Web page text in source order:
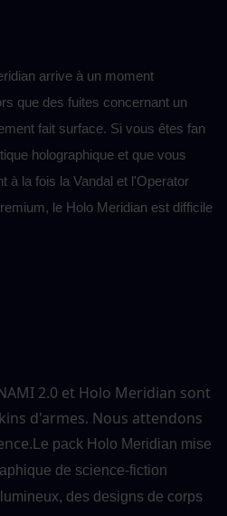
arrive à un moment
que des fuites concernant un
fait surface. Si vous êtes fan
holographique et que vous
à la fois la Vandal et l'Operator
le Holo Meridian est difficile
2.0 et Holo Meridian sont
d'armes. Nous attendons
Le pack Holo Meridian mise
de science-fiction
des designs de corps